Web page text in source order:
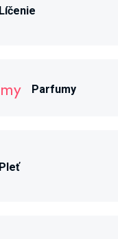
Líčenie
Parfumy
Pleť